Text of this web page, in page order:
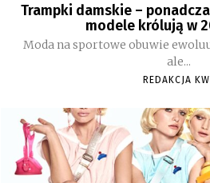
Trampki damskie –
modele królują w
Moda na sportowe obuwie
ale...
REDAKCJA